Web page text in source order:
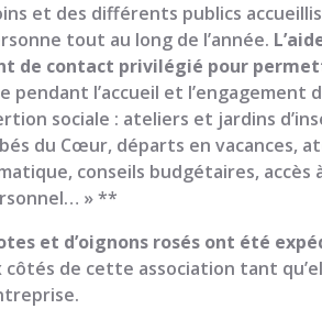
et des différents publics
tout au long de l’année.
de contact privilégié pour
pendant l’accueil et l’engagement
sociale : ateliers et jardins
du Cœur, départs en vacances,
conseils budgétaires, accès
» **
et d’oignons rosés ont été
de cette association tant